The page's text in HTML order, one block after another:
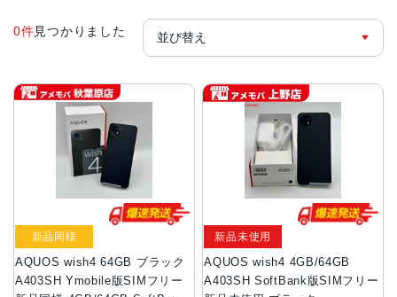
0件見つかりました
AQUOS wish4 64GB ブラック
A403SH Ymobile版SIMフリー
新品同様
AQUOS wish4 4GB/64GB
A403SH SoftBank版SIMフリー
新品未使用